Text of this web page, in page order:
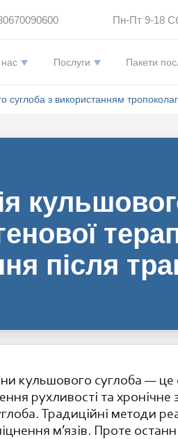
Пн-Пт 9-18
Послуги Пакети
суглоба з використанням
після
кульшового суглоба —
рухливості та
Традиційні методи
м’язів. Проте